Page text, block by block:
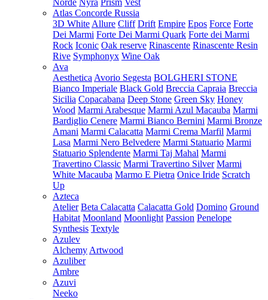
Norde Nyra Prism Vest
Atlas Concorde Russia
3D White Allure Cliff Drift Empire Epos Force Forte
Dei Marmi Forte Dei Marmi Quark Forte dei Marmi
Rock Iconic Oak reserve Rinascente Rinascente Resin
Rive Symphonyx Wine Oak
Ava
Aesthetica Avorio Segesta BOLGHERI STONE
Bianco Imperiale Black Gold Breccia Capraia Breccia
Sicilia Copacabana Deep Stone Green Sky Honey
Wood Marmi Arabesque Marmi Azul Macauba Marmi
Bardiglio Cenere Marmi Bianco Bernini Marmi Bronze
Amani Marmi Calacatta Marmi Crema Marfil Marmi
Lasa Marmi Nero Belvedere Marmi Statuario Marmi
Statuario Splendente Marmi Taj Mahal Marmi
Travertino Classic Marmi Travertino Silver Marmi
White Macauba Marmo E Pietra Onice Iride Scratch
Up
Azteca
Atelier Beta Calacatta Calacatta Gold Domino Ground
Habitat Moonland Moonlight Passion Penelope
Synthesis Textyle
Azulev
Alchemy Artwood
Azuliber
Ambre
Azuvi
Neeko